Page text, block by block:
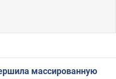
массированную